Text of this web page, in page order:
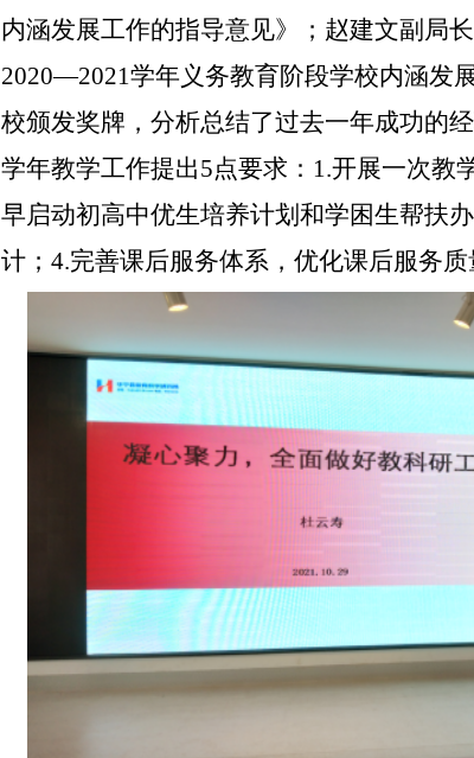
内涵发展工作的指导意见》；赵建文副局
2020—2021学年义务教育阶段学校内涵发
校颁发奖牌，分析总结了过去一年成功的
学年教学工作提出5点要求： 1.开展一次教
早启动初高中优生培养计划和学困生帮扶
计；4.完善课后服务体系，优化课后服务质